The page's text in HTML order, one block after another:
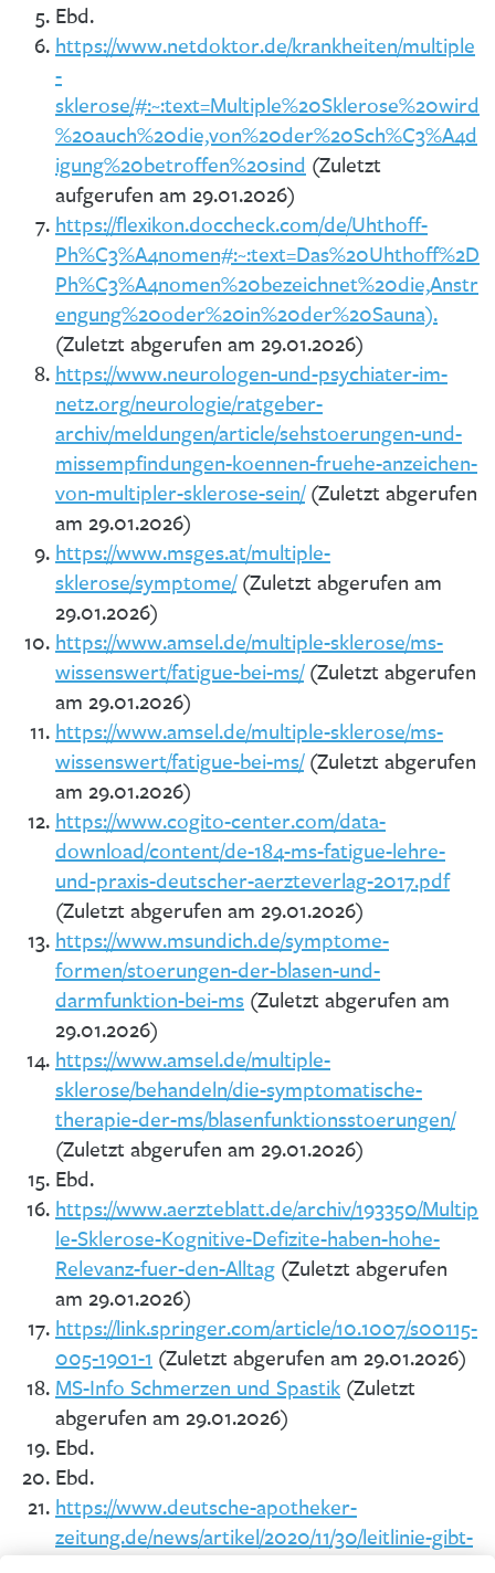
Ebd.
https://www.netdoktor.de/krankheiten/multiple
-
sklerose/#:~:text=Multiple%20Sklerose%20wird
%20auch%20die,von%20der%20Sch%C3%A4d
igung%20betroffen%20sind (Zuletzt
aufgerufen am 29.01.2026)
https://flexikon.doccheck.com/de/Uhthoff-
Ph%C3%A4nomen#:~:text=Das%20Uhthoff%2D
Ph%C3%A4nomen%20bezeichnet%20die,Anstr
engung%20oder%20in%20der%20Sauna).
(Zuletzt abgerufen am 29.01.2026)
https://www.neurologen-und-psychiater-im-
netz.org/neurologie/ratgeber-
archiv/meldungen/article/sehstoerungen-und-
missempfindungen-koennen-fruehe-anzeichen-
von-multipler-sklerose-sein/(Zuletzt abgerufen
am 29.01.2026)
https://www.msges.at/multiple-
sklerose/symptome/(Zuletzt abgerufen am
29.01.2026)
https://www.amsel.de/multiple-sklerose/ms-
wissenswert/fatigue-bei-ms/(Zuletzt abgerufen
am 29.01.2026)
https://www.amsel.de/multiple-sklerose/ms-
wissenswert/fatigue-bei-ms/(Zuletzt abgerufen
am 29.01.2026)
https://www.cogito-center.com/data-
download/content/de-184-ms-fatigue-lehre-
und-praxis-deutscher-aerzteverlag-2017.pdf
(Zuletzt abgerufen am 29.01.2026)
https://www.msundich.de/symptome-
formen/stoerungen-der-blasen-und-
darmfunktion-bei-ms (Zuletzt abgerufen am
29.01.2026)
https://www.amsel.de/multiple-
sklerose/behandeln/die-symptomatische-
therapie-der-ms/blasenfunktionsstoerungen/
(Zuletzt abgerufen am 29.01.2026)
Ebd.
https://www.aerzteblatt.de/archiv/193350/Multip
le-Sklerose-Kognitive-Defizite-haben-hohe-
Relevanz-fuer-den-Alltag (Zuletzt abgerufen
am 29.01.2026)
https://link.springer.com/article/10.1007/s00115-
005-1901-1 (Zuletzt abgerufen am 29.01.2026)
MS-Info Schmerzen und Spastik (Zuletzt
abgerufen am 29.01.2026)
Ebd.
Ebd.
https://www.deutsche-apotheker-
zeitung.de/news/artikel/2020/11/30/leitlinie-gibt-